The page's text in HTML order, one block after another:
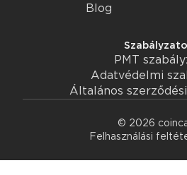
Blog
PMT
Adatvédelmi
Általános
© 2026
Felhasználási